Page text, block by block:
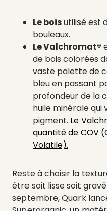
Le boisutilisé est
bouleaux.
Le Valchromat®
de bois colorées
vaste palette de
bleu en passant
profondeur de la
huile minérale
pigment. Le
quantité de COV
Volatile).
Reste à choisir la
être soit lisse soit
septembre, Quark